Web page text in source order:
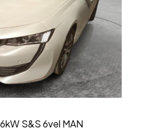
S&S 6vel MAN